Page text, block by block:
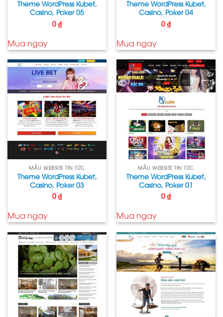
Theme WordPress Kubet,
Casino, Poker 05
0 ₫
Mua ngay
Theme WordPress Kubet,
Casino, Poker 04
0 ₫
Mua ngay
MẪU WEBSITE TIN TỨC
Theme WordPress Kubet,
Casino, Poker 03
0 ₫
Mua ngay
MẪU WEBSITE TIN TỨC
Theme WordPress Kubet,
Casino, Poker 01
0 ₫
Mua ngay